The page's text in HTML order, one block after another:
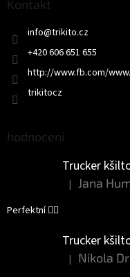
Kontakt
info@trikito.cz
+420 606 651 655
http://www.fb.com/
trikitocz
hodnocení
Trucker
Hodnocení
| Jana
Perfektní 👌🏻
Trucker
Hodnocení
| Nikola